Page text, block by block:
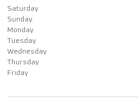
Saturday
Sunday
Monday
Tuesday
Wednesday
Thursday
Friday